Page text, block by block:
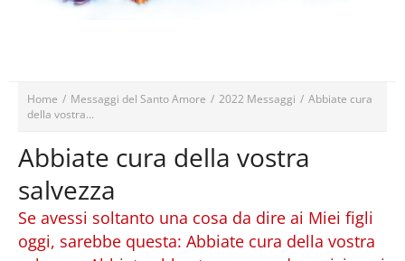
Home / Messaggi del Santo Amore / 2022 Messaggi / Abbiate cura
della vostra...
Abbiate cura della vostra
salvezza
Se avessi soltanto una cosa da dire ai Miei figli
oggi, sarebbe questa: Abbiate cura della vostra